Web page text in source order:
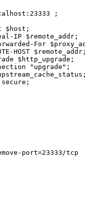
;
$host;
IP $remote_addr;
For
HOST
$http_upgrade;
"upgrade";
port=23333/tcp